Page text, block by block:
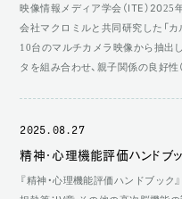
映像情報メディア学会（ITE）2025
会社マクロミルと共同研究した「カ
10台のマルチカメラ映像から抽出
タを組み合わせ、親子関係の良好性
2025.08.27
精神・心理機能評価ハンドブ
『精神・心理機能評価ハンドブッ